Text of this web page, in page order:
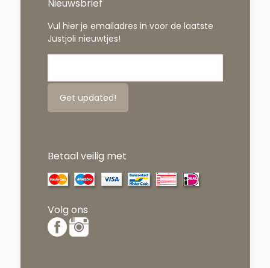
Nieuwsbrief
Vul hier je emailadres in voor de laatste
Justjoli nieuwtjes!
Betaal veilig met
Volg ons